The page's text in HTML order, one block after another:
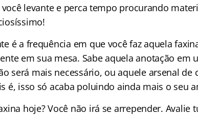
levante e perca tempo procurando
é a frequência em que você faz aquela
em sua mesa. Sabe aquela anotação em
será mais necessário, ou aquele arsenal de
é, isso só acaba poluindo ainda mais o seu
hoje? Você não irá se arrepender. Avalie